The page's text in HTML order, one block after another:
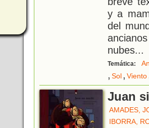
y a
del
nubes...
Temática:
, Sol, Viento
Juan
AMADES,
IBORRA,